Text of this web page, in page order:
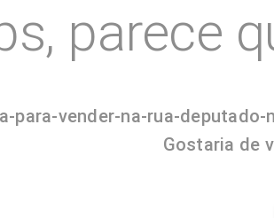
parece
para-vender-na-rua-
Gostaria de